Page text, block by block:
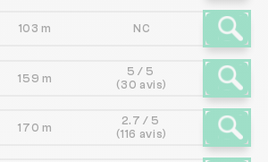
103 m NC
159 m
5 / 5
(30 avis)
170 m
2.7 / 5
(116 avis)